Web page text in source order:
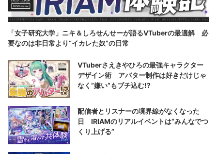
「女子研究大学」ニキ＆しろせんせーが語るVTuberの最適解 必
要なのは非日常より“イカレた奴”の日常
VTuberさえきやひろの最強キャラクター
デザイン術 アバター制作は好きだけじゃ
なく“嫌い”もブチ込む!?
配信者とリスナーの境界線がなくなった
日 IRIAMのリアルイベントは“みんなでつ
くり上げる”